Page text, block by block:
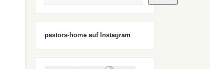
pastors-home auf Instagram